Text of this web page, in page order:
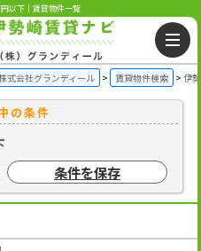
以下｜賃貸物件一覧
式会社グランディール 賃貸物件検索 伊
の条件
条件を保存